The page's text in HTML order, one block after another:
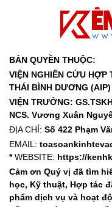
BẢN QUYỀN THUỘC:
VIỆN NGHIÊN CỨU HỢP
THÁI BÌNH DƯƠNG (AIP)
VIỆN TRƯỞNG:
NCS. Vương Xuân
ĐỊA CHỈ: Số 422 Phạm
EMAIL:
*WEBSITE: https://
Cảm ơn Quý vị đã tìm
học, Kỹ thuật, Hợp tác
phẩm dịch vụ và hoạt